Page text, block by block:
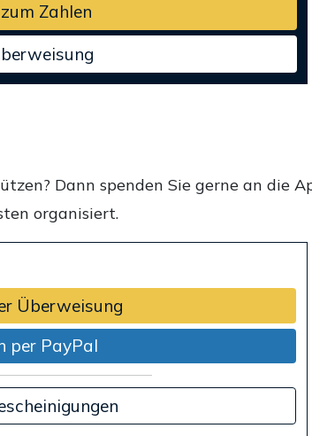
Zahlen
Dann spenden Sie gerne an die
organisiert.
Überweisung
per PayPal